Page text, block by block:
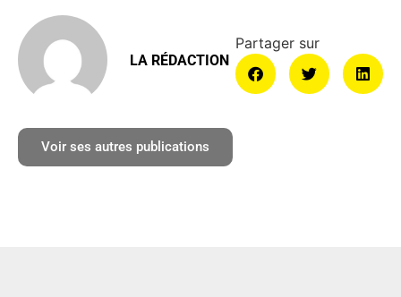
LA RÉDACTION
Voir ses autres publications